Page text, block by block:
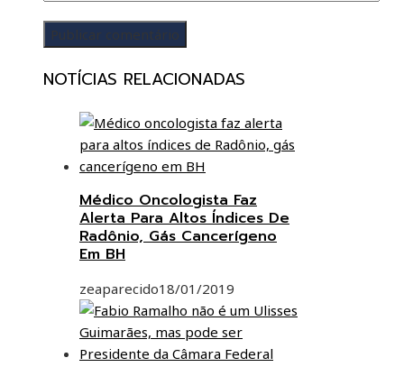
NOTÍCIAS RELACIONADAS
Médico Oncologista Faz
Alerta Para Altos Índices De
Radônio, Gás Cancerígeno
Em BH
zeaparecido18/01/2019